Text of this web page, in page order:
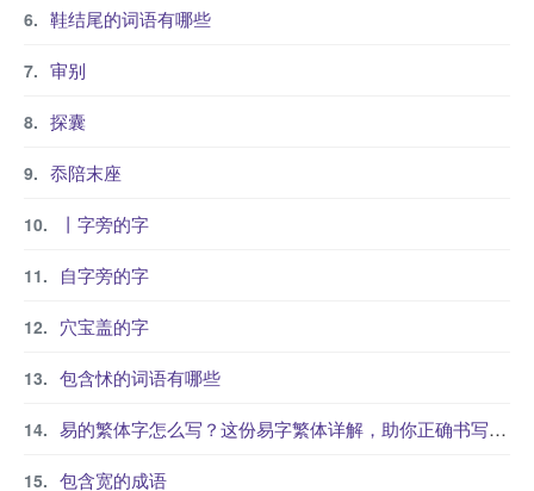
鞋结尾的词语有哪些
审别
探囊
忝陪末座
丨字旁的字
自字旁的字
穴宝盖的字
包含怵的词语有哪些
易的繁体字怎么写？这份易字繁体详解，助你正确书写汉字_汉字繁体学习
包含宽的成语